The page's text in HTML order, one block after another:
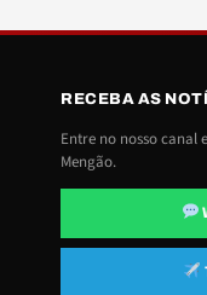
RECEBA AS
Entre no nosso canal
Mengão.